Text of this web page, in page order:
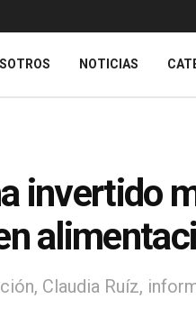
NOTICIAS
invertido
Claudia Ruíz,